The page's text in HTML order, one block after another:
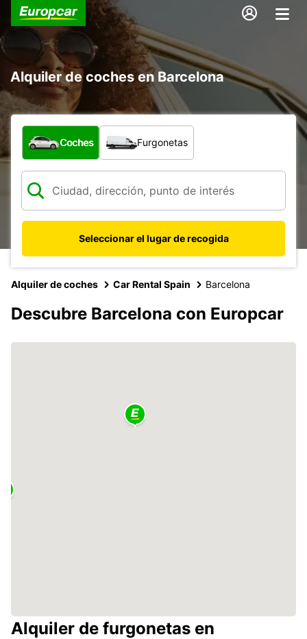
Alquiler de coches en Barcelona
¿Qué tipo de vehículo?
Coches Furgonetas
Seleccionar el lugar de recogida
Alquiler de coches Car Rental Spain Barcelona
Descubre Barcelona con Europcar
Alquiler de furgonetas en